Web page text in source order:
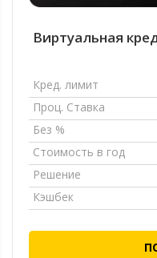
Виртуальная
Кред. лимит
Проц. Ставка
Без %
Стоимость в год
Решение
Кэшбек